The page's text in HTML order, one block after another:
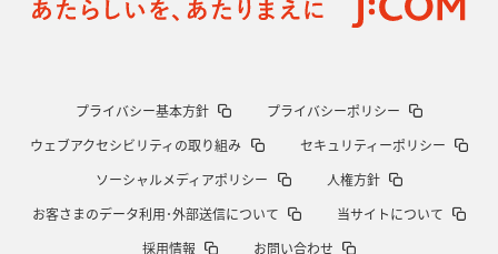
プライバシー基本方針
プライバシーポリシー
ウェブアクセシビリティの取り組み
セキュリティーポリシー
ソーシャルメディアポリシー
人権方針
お客さまのデータ利用･外部送信について
当サイトについて
採用情報
お問い合わせ